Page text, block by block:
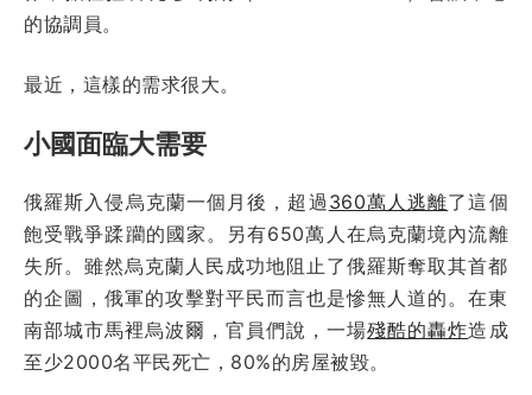
的協調員。
最近，這樣的需求很大。
小國面臨大需要
俄羅斯入侵烏克蘭一個月後，超過 360萬人逃離了這個
飽受戰爭蹂躪的國家。另有650萬人在烏克蘭境內流離
失所。雖然烏克蘭人民成功地阻止了俄羅斯奪取其首都
的企圖，俄軍的攻擊對平民而言也是慘無人道的。在東
南部城市馬裡烏波爾，官員們說，一場殘酷的轟炸造成
至少2000名平民死亡，80%的房屋被毀。